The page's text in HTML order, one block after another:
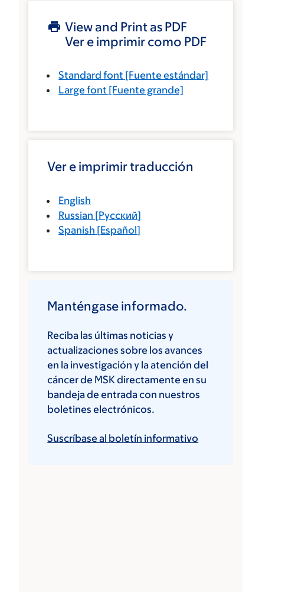
View and Print as PDF
Ver e imprimir como PDF
Standard font [Fuente estándar]
Large font [Fuente grande]
Ver e imprimir traducción
English
Russian [Русский]
Spanish [Español]
Manténgase informado.
Reciba las últimas noticias y
actualizaciones sobre los avances
en la investigación y la atención del
cáncer de MSK directamente en su
bandeja de entrada con nuestros
boletines electrónicos.
Suscríbase al boletín informativo